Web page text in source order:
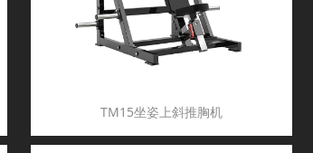
TM15坐姿上斜推胸机